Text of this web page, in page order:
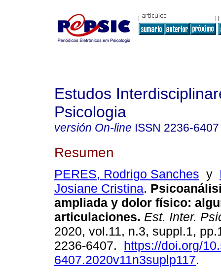
Estudos
Psicologia
versión On-line ISSN 2236-6407
Resumen
PERES, Rodrigo Sanches y
Josiane Cristina.
ampliada y dolor físico:
articulaciones. Est. Inter.
2020, vol.11, n.3, suppl.1,
2236-6407. https://doi.org/
6407.2020v11n3suplp117.